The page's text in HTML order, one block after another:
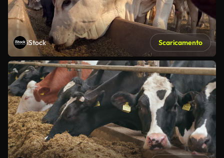
iStock Scaricamento